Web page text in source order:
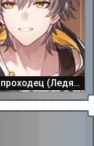
Первопроходец (Ледяной)